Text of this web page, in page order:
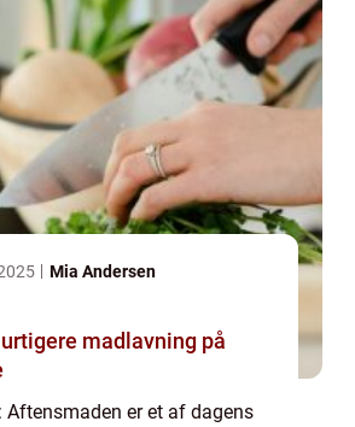
Mia Andersen
madlavning på
Aftensmaden er et af dagens